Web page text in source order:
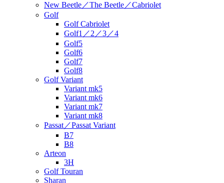
New Beetle／The Beetle／Cabriolet
Golf
Golf Cabriolet
Golf1／2／3／4
Golf5
Golf6
Golf7
Golf8
Golf Variant
Variant mk5
Variant mk6
Variant mk7
Variant mk8
Passat／Passat Variant
B7
B8
Arteon
3H
Golf Touran
Sharan